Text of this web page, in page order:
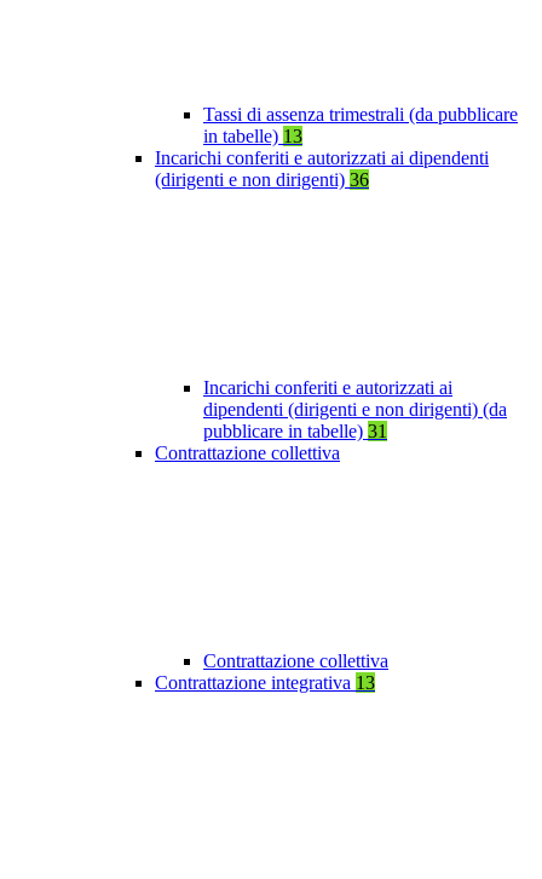
Tassi di assenza trimestrali (da pubblicare
in tabelle) 13
Incarichi conferiti e autorizzati ai dipendenti
(dirigenti e non dirigenti) 36
Incarichi conferiti e autorizzati ai
dipendenti (dirigenti e non dirigenti) (da
pubblicare in tabelle) 31
Contrattazione collettiva
Contrattazione collettiva
Contrattazione integrativa 13